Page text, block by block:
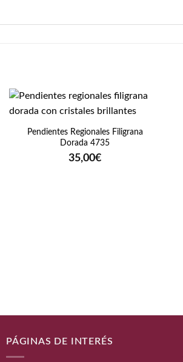
Pendientes Regionales Filigrana
Dorada 4735
35,00€
PÁGINAS DE INTERÉS